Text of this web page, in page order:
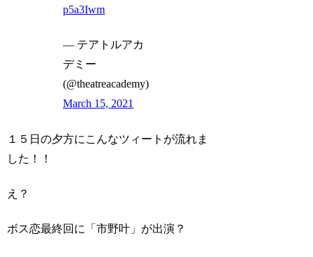
p5a3Iwm
— テアトルアカ
デミー
(@theatreacademy)
March 15, 2021
１５日の夕方にこんなツィートが流れま
した！！
え？
ボス恋最終回に「市野叶」が出演？